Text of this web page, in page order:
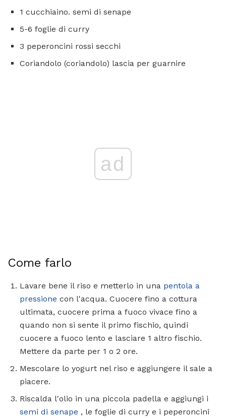
1 cucchiaino. semi di senape
5-6 foglie di curry
3 peperoncini rossi secchi
Coriandolo (coriandolo) lascia per guarnire
ad
Come farlo
Lavare bene il riso e metterlo in una pentola a
pressione con l'acqua. Cuocere fino a cottura
ultimata, cuocere prima a fuoco vivace fino a
quando non si sente il primo fischio, quindi
cuocere a fuoco lento e lasciare 1 altro fischio.
Mettere da parte per 1 o 2 ore.
Mescolare lo yogurt nel riso e aggiungere il sale a
piacere.
Riscalda l'olio in una piccola padella e aggiungi i
semi di senape , le foglie di curry e i peperoncini